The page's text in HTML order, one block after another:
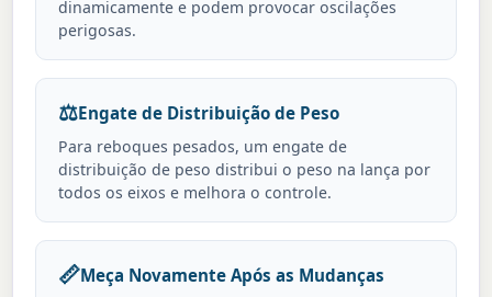
dinamicamente e podem provocar oscilações
perigosas.
⚖️Engate de Distribuição de Peso
Para reboques pesados, um engate de
distribuição de peso distribui o peso na lança por
todos os eixos e melhora o controle.
📏Meça Novamente Após as Mudanças